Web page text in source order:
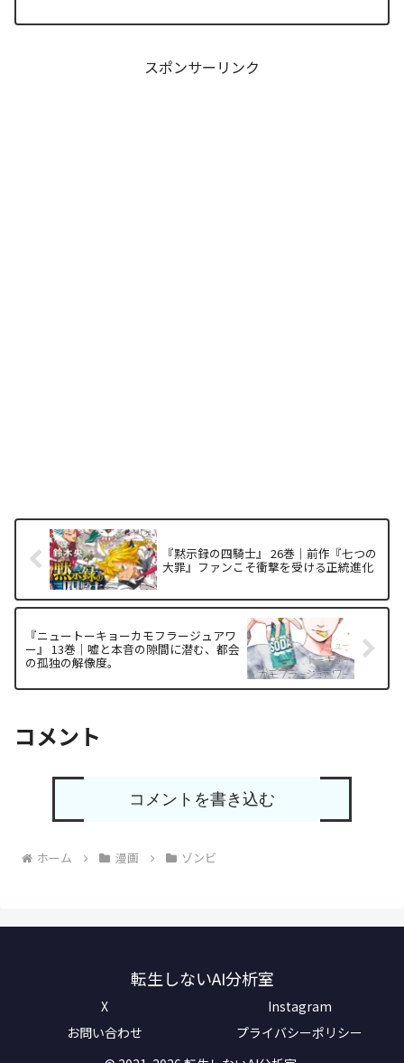
スポンサーリンク
『黙示録の四騎士』 26巻｜前作『七つの
大罪』ファンこそ衝撃を受ける正統進化
『ニュートーキョーカモフラージュアワ
ー』 13巻｜嘘と本音の隙間に潜む、都会
の孤独の解像度。
コメント
コメントを書き込む
ホーム 漫画 ゾンビ
転生しないAI分析室
X
Instagram
お問い合わせ
プライバシーポリシー